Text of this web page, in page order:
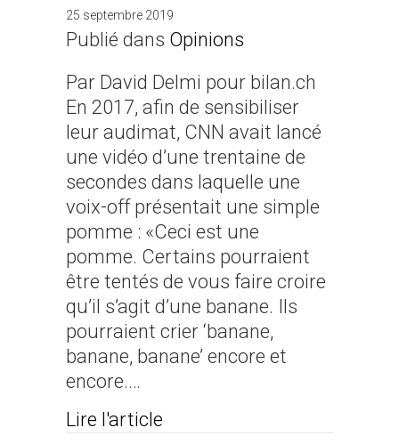
25 septembre 2019
Publié dans Opinions
Par David Delmi pour bilan.ch
En 2017, afin de sensibiliser
leur audimat, CNN avait lancé
une vidéo d’une trentaine de
secondes dans laquelle une
voix-off présentait une simple
pomme : «Ceci est une
pomme. Certains pourraient
être tentés de vous faire croire
qu’il s’agit d’une banane. Ils
pourraient crier ‘banane,
banane, banane’ encore et
encore.…
Lire l'article